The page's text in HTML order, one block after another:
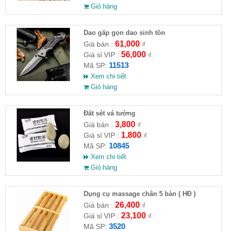
Giỏ hàng
Dao gấp gọn dao sinh tồn
Giá bán : 61,000₫
Giá sỉ VIP : 56,000₫
Mã SP: 11513
Xem chi tiết
Giỏ hàng
Đất sét vá tường
Giá bán : 3,800₫
Giá sỉ VIP : 1,800₫
Mã SP: 10845
Xem chi tiết
Giỏ hàng
Dụng cụ massage chân 5 bàn ( HĐ )
Giá bán : 26,400₫
Giá sỉ VIP : 23,100₫
Mã SP: 3520